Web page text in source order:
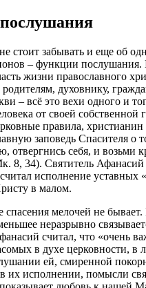
стоит забывать и еще об
– функции послушания.
жизни православного
духовнику,
– всё это вехи одного и
от своей собственной
правила,
заповедь Спасителя о
отвергнись себя, и возьми
8, 34). Святитель Афанасий
исполнение уставных
в малом.
спасения мелочей не
неразрывно
считал, что «очень
в духе церковности, в
ей, смиренной
их исполнении, помысли